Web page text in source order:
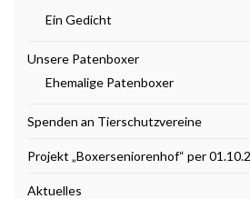
Ein Gedicht
Unsere Patenboxer
Ehemalige Patenboxer
Spenden an Tierschutzvereine
Projekt „Boxerseniorenhof“ per
Aktuelles